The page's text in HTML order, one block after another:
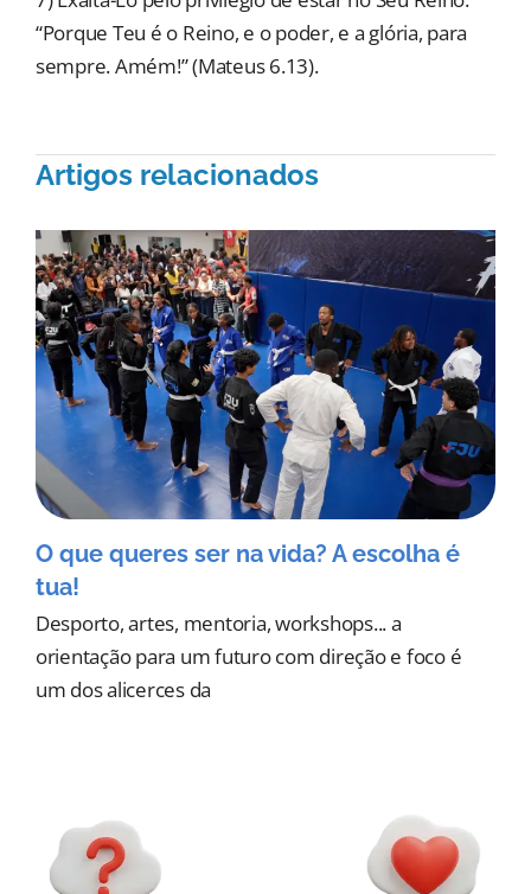
“Porque Teu é o Reino, e o poder, e a glória, para
sempre. Amém!” (Mateus 6.13).
Artigos relacionados
O que queres ser na vida? A escolha é
tua!
Desporto, artes, mentoria, workshops... a
orientação para um futuro com direção e foco é
um dos alicerces da